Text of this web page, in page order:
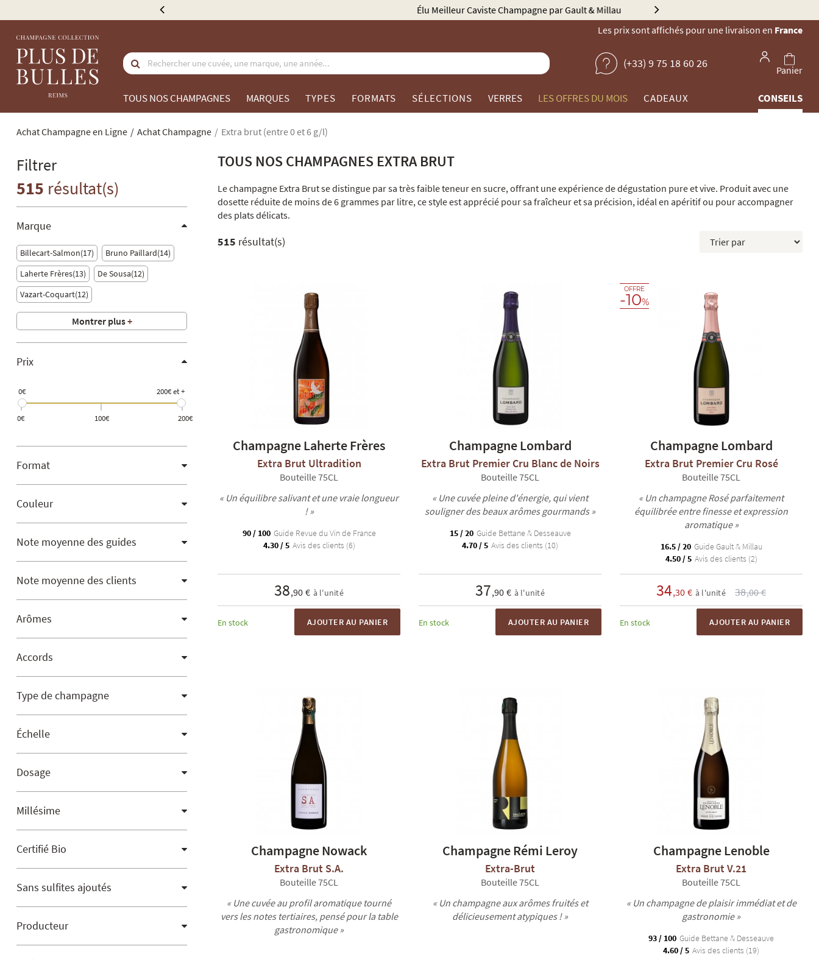
Élu Meilleur Caviste Champagne par Gault & Millau
Les prix sont affichés pour une livraison en France
(+33) 9 75 18 60 26
Panier
TOUS NOS CHAMPAGNES MARQUES TYPES FORMATS SÉLECTIONS VERRES LES OFFRES DU MOIS CADEAUX CONSEILS
Achat Champagne en Ligne Achat Champagne Extra brut (entre 0 et 6 g/l)
Filtrer
515 résultat(s)
Marque
Billecart-Salmon 17 Bruno Paillard 14
Laherte Frères 13 De Sousa 12
Vazart-Coquart 12
Montrer plus+
Prix
0€ 200€ et +
0€ 100€ 200€
Format
Couleur
Note moyenne des guides
Note moyenne des clients
Arômes
Accords
Type de champagne
Échelle
Dosage
Millésime
Certifié Bio
Sans sulfites ajoutés
Producteur
TOUS NOS CHAMPAGNES EXTRA BRUT
Le champagne Extra Brut se distingue par sa très faible teneur en sucre, offrant une expérience de dégustation pure et vive. Produit avec une
dosette réduite de moins de 6 grammes par litre, ce style est apprécié pour sa fraîcheur et sa précision, idéal en apéritif ou pour accompagner
des plats délicats.
515 résultat(s)
Champagne Laherte Frères
Extra Brut Ultradition
Bouteille 75CL
« Un équilibre salivant et une vraie longueur
! »
90 / 100 Guide Revue du Vin de France
4.30 / 5 Avis des clients (6)
38,90 € à l'unité
En stock AJOUTER AU PANIER
Champagne Lombard
Extra Brut Premier Cru Blanc de Noirs
Bouteille 75CL
« Une cuvée pleine d'énergie, qui vient
souligner des beaux arômes gourmands »
15 / 20 Guide Bettane & Desseauve
4.70 / 5 Avis des clients (10)
37,90 € à l'unité
En stock AJOUTER AU PANIER
OFFRE
-10%
Champagne Lombard
Extra Brut Premier Cru Rosé
Bouteille 75CL
« Un champagne Rosé parfaitement
équilibrée entre finesse et expression
aromatique »
16.5 / 20 Guide Gault & Millau
4.50 / 5 Avis des clients (2)
34,30 € à l'unité 38,00 €
En stock AJOUTER AU PANIER
Champagne Nowack
Extra Brut S.A.
Bouteille 75CL
« Une cuvée au profil aromatique tourné
vers les notes tertiaires, pensé pour la table
gastronomique »
Champagne Rémi Leroy
Extra-Brut
Bouteille 75CL
« Un champagne aux arômes fruités et
délicieusement atypiques ! »
Champagne Lenoble
Extra Brut V.21
Bouteille 75CL
« Un champagne de plaisir immédiat et de
gastronomie »
93 / 100 Guide Bettane & Desseauve
4.60 / 5 Avis des clients (19)